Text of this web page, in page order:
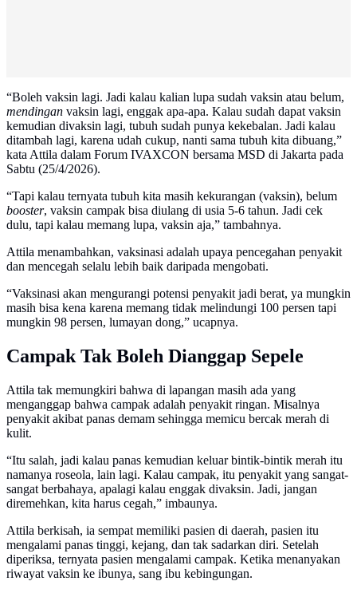
“Boleh vaksin lagi. Jadi kalau kalian lupa sudah vaksin atau belum,
mendingan vaksin lagi, enggak apa-apa. Kalau sudah dapat vaksin
kemudian divaksin lagi, tubuh sudah punya kekebalan. Jadi kalau
ditambah lagi, karena udah cukup, nanti sama tubuh kita dibuang,”
kata Attila dalam Forum IVAXCON bersama MSD di Jakarta pada
Sabtu (25/4/2026).
“Tapi kalau ternyata tubuh kita masih kekurangan (vaksin), belum
booster, vaksin campak bisa diulang di usia 5-6 tahun. Jadi cek
dulu, tapi kalau memang lupa, vaksin aja,” tambahnya.
Attila menambahkan, vaksinasi adalah upaya pencegahan penyakit
dan mencegah selalu lebih baik daripada mengobati.
“Vaksinasi akan mengurangi potensi penyakit jadi berat, ya mungkin
masih bisa kena karena memang tidak melindungi 100 persen tapi
mungkin 98 persen, lumayan dong,” ucapnya.
Campak Tak Boleh Dianggap Sepele
Attila tak memungkiri bahwa di lapangan masih ada yang
menganggap bahwa campak adalah penyakit ringan. Misalnya
penyakit akibat panas demam sehingga memicu bercak merah di
kulit.
“Itu salah, jadi kalau panas kemudian keluar bintik-bintik merah itu
namanya roseola, lain lagi. Kalau campak, itu penyakit yang sangat-
sangat berbahaya, apalagi kalau enggak divaksin. Jadi, jangan
diremehkan, kita harus cegah,” imbaunya.
Attila berkisah, ia sempat memiliki pasien di daerah, pasien itu
mengalami panas tinggi, kejang, dan tak sadarkan diri. Setelah
diperiksa, ternyata pasien mengalami campak. Ketika menanyakan
riwayat vaksin ke ibunya, sang ibu kebingungan.